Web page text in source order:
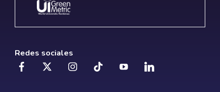
Redes sociales